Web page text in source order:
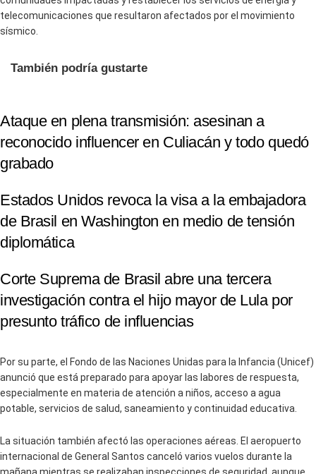
telecomunicaciones que resultaron afectados por el movimiento
sísmico.
También podría gustarte
Ataque en plena transmisión: asesinan a
reconocido influencer en Culiacán y todo quedó
grabado
Estados Unidos revoca la visa a la embajadora
de Brasil en Washington en medio de tensión
diplomática
Corte Suprema de Brasil abre una tercera
investigación contra el hijo mayor de Lula por
presunto tráfico de influencias
Por su parte, el Fondo de las Naciones Unidas para la Infancia (Unicef)
anunció que está preparado para apoyar las labores de respuesta,
especialmente en materia de atención a niños, acceso a agua
potable, servicios de salud, saneamiento y continuidad educativa.
La situación también afectó las operaciones aéreas. El aeropuerto
internacional de General Santos canceló varios vuelos durante la